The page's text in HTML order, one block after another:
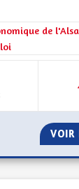
de la de
VOIR